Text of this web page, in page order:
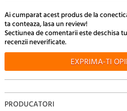
Ai cumparat acest produs de la
ta conteaza, lasa un review!
Sectiunea de comentarii este deschisa
recenzii neverificate.
EXPRIMA-TI
PRODUCATORI